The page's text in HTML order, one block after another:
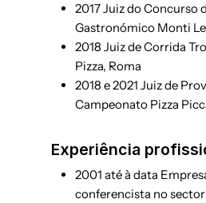
2017 Juiz do Concurso
Gastronómico Monti
2018 Juiz de Corrida
Pizza, Roma
2018 e 2021 Juiz de
Campeonato Pizza
Experiência
2001 até à data
conferencista no